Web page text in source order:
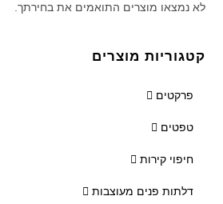
לא נמצאו מוצרים התואמים את בחירתך.
קטגוריות מוצרים
פרקטים
טפטים
חיפוי קירות
דלתות פנים מעוצבות